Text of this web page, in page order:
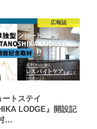
広報誌
トステイ
LODGE』開設記
…